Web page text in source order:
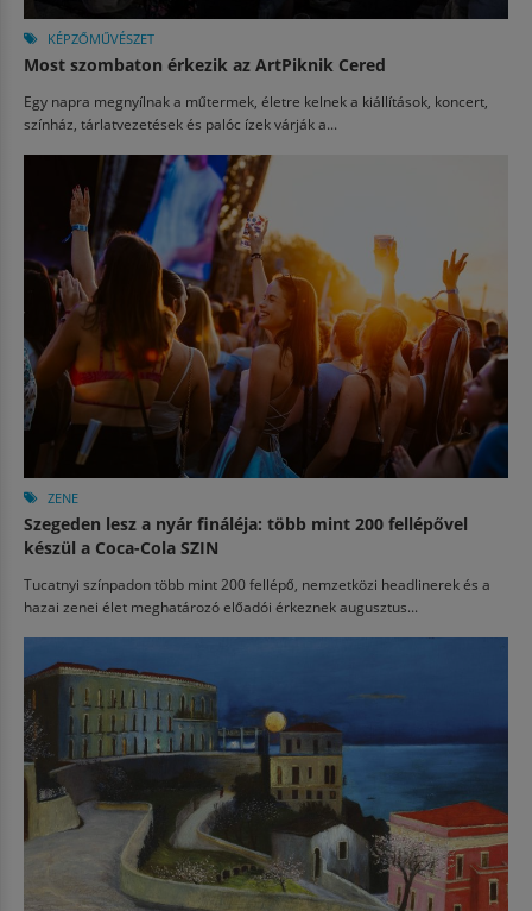
KÉPZŐMŰVÉSZET
Most szombaton érkezik az ArtPiknik Cered
Egy napra megnyílnak a műtermek, életre kelnek a kiállítások, koncert,
színház, tárlatvezetések és palóc ízek várják a...
ZENE
Szegeden lesz a nyár fináléja: több mint 200 fellépővel
készül a Coca-Cola SZIN
Tucatnyi színpadon több mint 200 fellépő, nemzetközi headlinerek és a
hazai zenei élet meghatározó előadói érkeznek augusztus...